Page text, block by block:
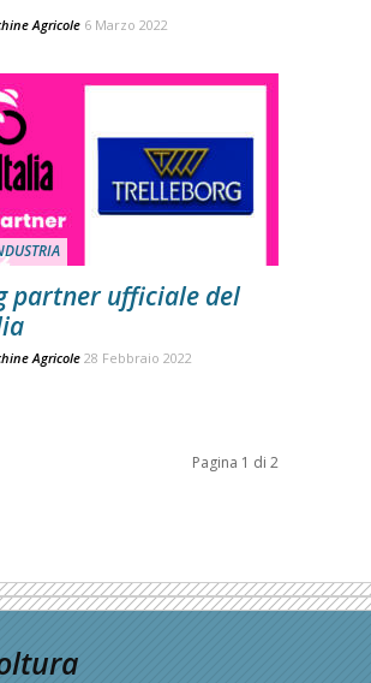
Agricole 6 Marzo 2022
partner ufficiale del
Agricole 28 Febbraio 2022
Pagina 1 di 2